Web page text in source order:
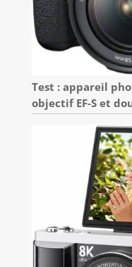
Test : appareil
objectif EF-S et